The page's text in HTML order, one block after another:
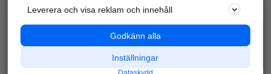
API & Kartor
Annonsera
Integritet
Nödnummer
Leverera och visa reklam och innehåll
Godkänn alla
Inställningar
Dataskydd